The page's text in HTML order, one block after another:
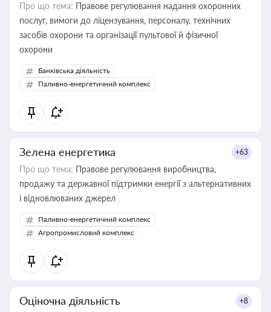
Про що тема: Правове регулювання надання охоронних
послуг, вимоги до ліцензування, персоналу, технічних
засобів охорони та організації пультової й фізичної
охорони
Банківська діяльність
Паливно-енергетичний комплекс
Зелена енергетика +63
Про що тема: Правове регулювання виробництва,
продажу та державної підтримки енергії з альтернативних
і відновлюваних джерел
Паливно-енергетичний комплекс
Агропромисловий комплекс
Оціночна діяльність +8